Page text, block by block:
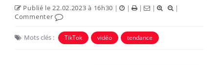
Publié le 22.02.2023 à 16h30 | | | |
|
Commenter
Mots clés : TikTok vidéo tendance